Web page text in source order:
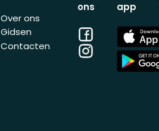
Over ons
Gidsen
Contacten
ons
Facebook
Instagram
app
App
Store
App
Store